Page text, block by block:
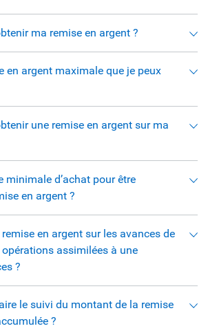
ma remise en argent ?
en argent maximale que je peux
une remise en argent sur ma
minimale d’achat pour être
en argent ?
en argent sur les avances de
assimilées à une
?
le suivi du montant de la remise
?